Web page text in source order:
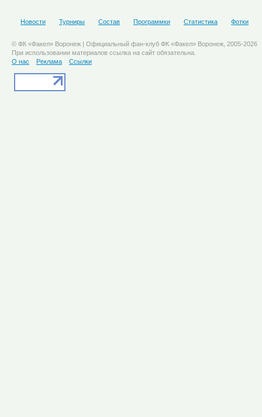
Новости Турниры Состав Программки Статистика Фотки
© ФК «Факел» Воронеж | Официальный фан-клуб ФК «Факел» Воронеж, 2005-2026
При использовании материалов ссылка на сайт обязательна.
О нас
Реклама Ссылки